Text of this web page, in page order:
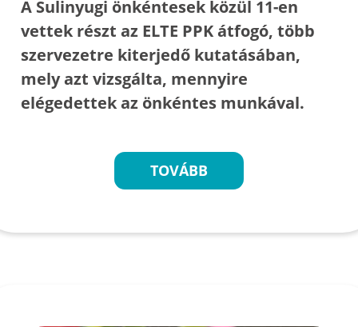
A Sulinyugi önkéntesek közül 11-en
vettek részt az ELTE PPK átfogó, több
szervezetre kiterjedő kutatásában,
mely azt vizsgálta, mennyire
elégedettek az önkéntes munkával.
TOVÁBB